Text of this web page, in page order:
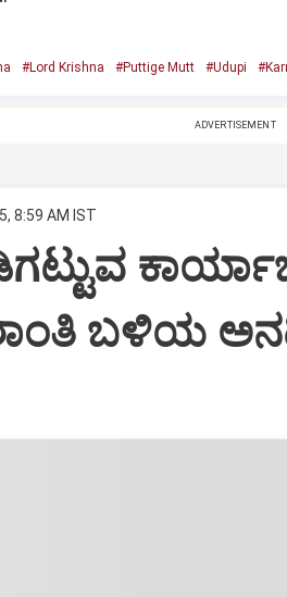
#Lord Krishna #Puttige Mutt #Udupi
ADVERTISEMENT
8:59 AM IST
ಬಳಿಯ